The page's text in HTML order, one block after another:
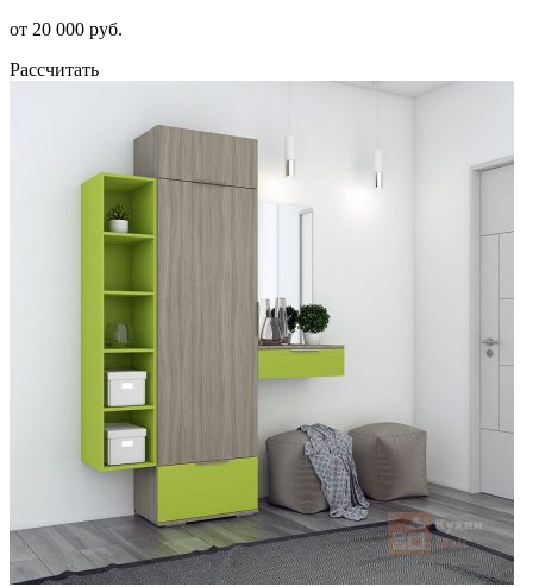
от 20 000 руб.
Рассчитать